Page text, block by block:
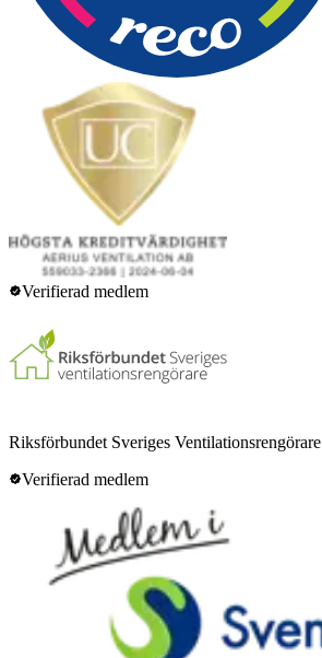
Verifierad medlem
Riksförbundet Sveriges Ventilationsrengörare
Verifierad medlem